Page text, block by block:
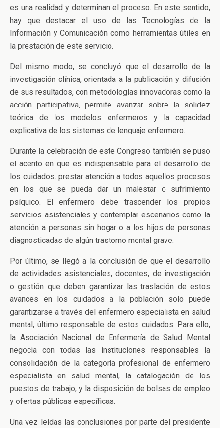
es una realidad y determinan el proceso. En este sentido,
hay que destacar el uso de las Tecnologías de la
Información y Comunicación como herramientas útiles en
la prestación de este servicio.
Del mismo modo, se concluyó que el desarrollo de la
investigación clínica, orientada a la publicación y difusión
de sus resultados, con metodologías innovadoras como la
acción participativa, permite avanzar sobre la solidez
teórica de los modelos enfermeros y la capacidad
explicativa de los sistemas de lenguaje enfermero.
Durante la celebración de este Congreso también se puso
el acento en que es indispensable para el desarrollo de
los cuidados, prestar atención a todos aquellos procesos
en los que se pueda dar un malestar o sufrimiento
psíquico. El enfermero debe trascender los propios
servicios asistenciales y contemplar escenarios como la
atención a personas sin hogar o a los hijos de personas
diagnosticadas de algún trastorno mental grave.
Por último, se llegó a la conclusión de que el desarrollo
de actividades asistenciales, docentes, de investigación
o gestión que deben garantizar las traslación de estos
avances en los cuidados a la población solo puede
garantizarse a través del enfermero especialista en salud
mental, último responsable de estos cuidados. Para ello,
la Asociación Nacional de Enfermería de Salud Mental
negocia con todas las instituciones responsables la
consolidación de la categoría profesional de enfermero
especialista en salud mental, la catalogación de los
puestos de trabajo, y la disposición de bolsas de empleo
y ofertas públicas específicas.
Una vez leídas las conclusiones por parte del presidente